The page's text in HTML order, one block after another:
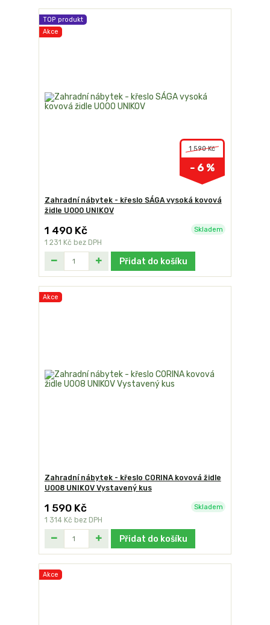
TOP produkt
Akce
1 590 Kč
- 6 %
Zahradní nábytek - křeslo SÁGA vysoká kovová
židle U000 UNIKOV
1 490 Kč
1 231 Kč bez DPH
Skladem
Přidat do košíku
Akce
Zahradní nábytek - křeslo CORINA kovová židle
U008 UNIKOV Vystavený kus
1 590 Kč
1 314 Kč bez DPH
Skladem
Přidat do košíku
Akce